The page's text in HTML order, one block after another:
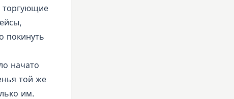
торгующие
покинуть
начато
той же
им.